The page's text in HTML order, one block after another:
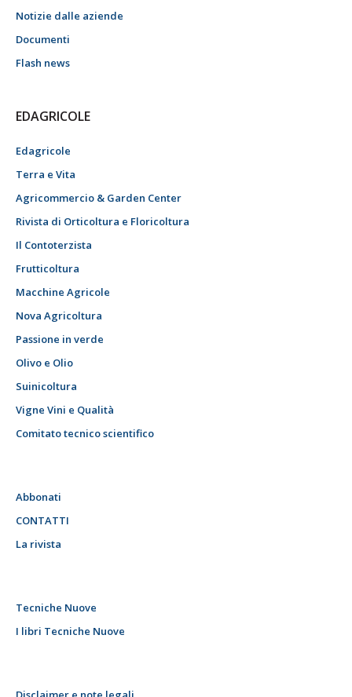
Notizie dalle aziende
Documenti
Flash news
EDAGRICOLE
Edagricole
Terra e Vita
Agricommercio & Garden Center
Rivista di Orticoltura e Floricoltura
Il Contoterzista
Frutticoltura
Macchine Agricole
Nova Agricoltura
Passione in verde
Olivo e Olio
Suinicoltura
Vigne Vini e Qualità
Comitato tecnico scientifico
Abbonati
CONTATTI
La rivista
Tecniche Nuove
I libri Tecniche Nuove